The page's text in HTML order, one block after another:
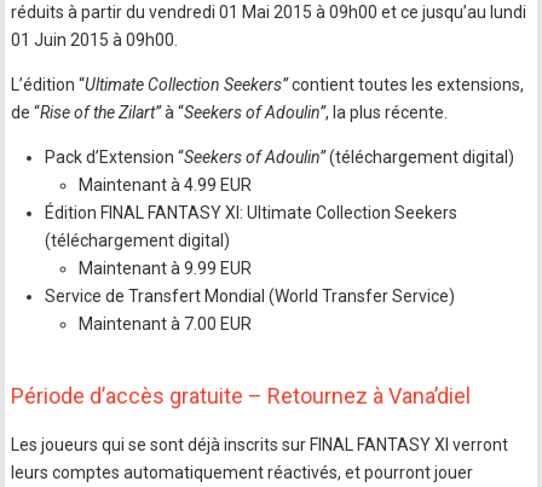
réduits à partir du vendredi 01 Mai 2015 à 09h00 et ce jusqu’au lundi
01 Juin 2015 à 09h00.
L’édition “Ultimate Collection Seekers”contient toutes les extensions,
de “Rise of the Zilart”à “Seekers of Adoulin”, la plus récente.
Pack d’Extension “Seekers of Adoulin”(téléchargement digital)
Maintenant à 4.99 EUR
Édition FINAL FANTASY XI: Ultimate Collection Seekers
(téléchargement digital)
Maintenant à 9.99 EUR
Service de Transfert Mondial (World Transfer Service)
Maintenant à 7.00 EUR
Période d’accès gratuite – Retournez à Vana’diel
Les joueurs qui se sont déjà inscrits sur FINAL FANTASY XI verront
leurs comptes automatiquement réactivés, et pourront jouer